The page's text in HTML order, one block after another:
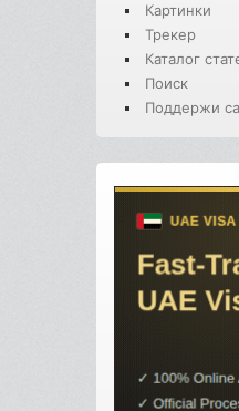
Картинки
Трекер
Каталог
Поиск
Поддержи